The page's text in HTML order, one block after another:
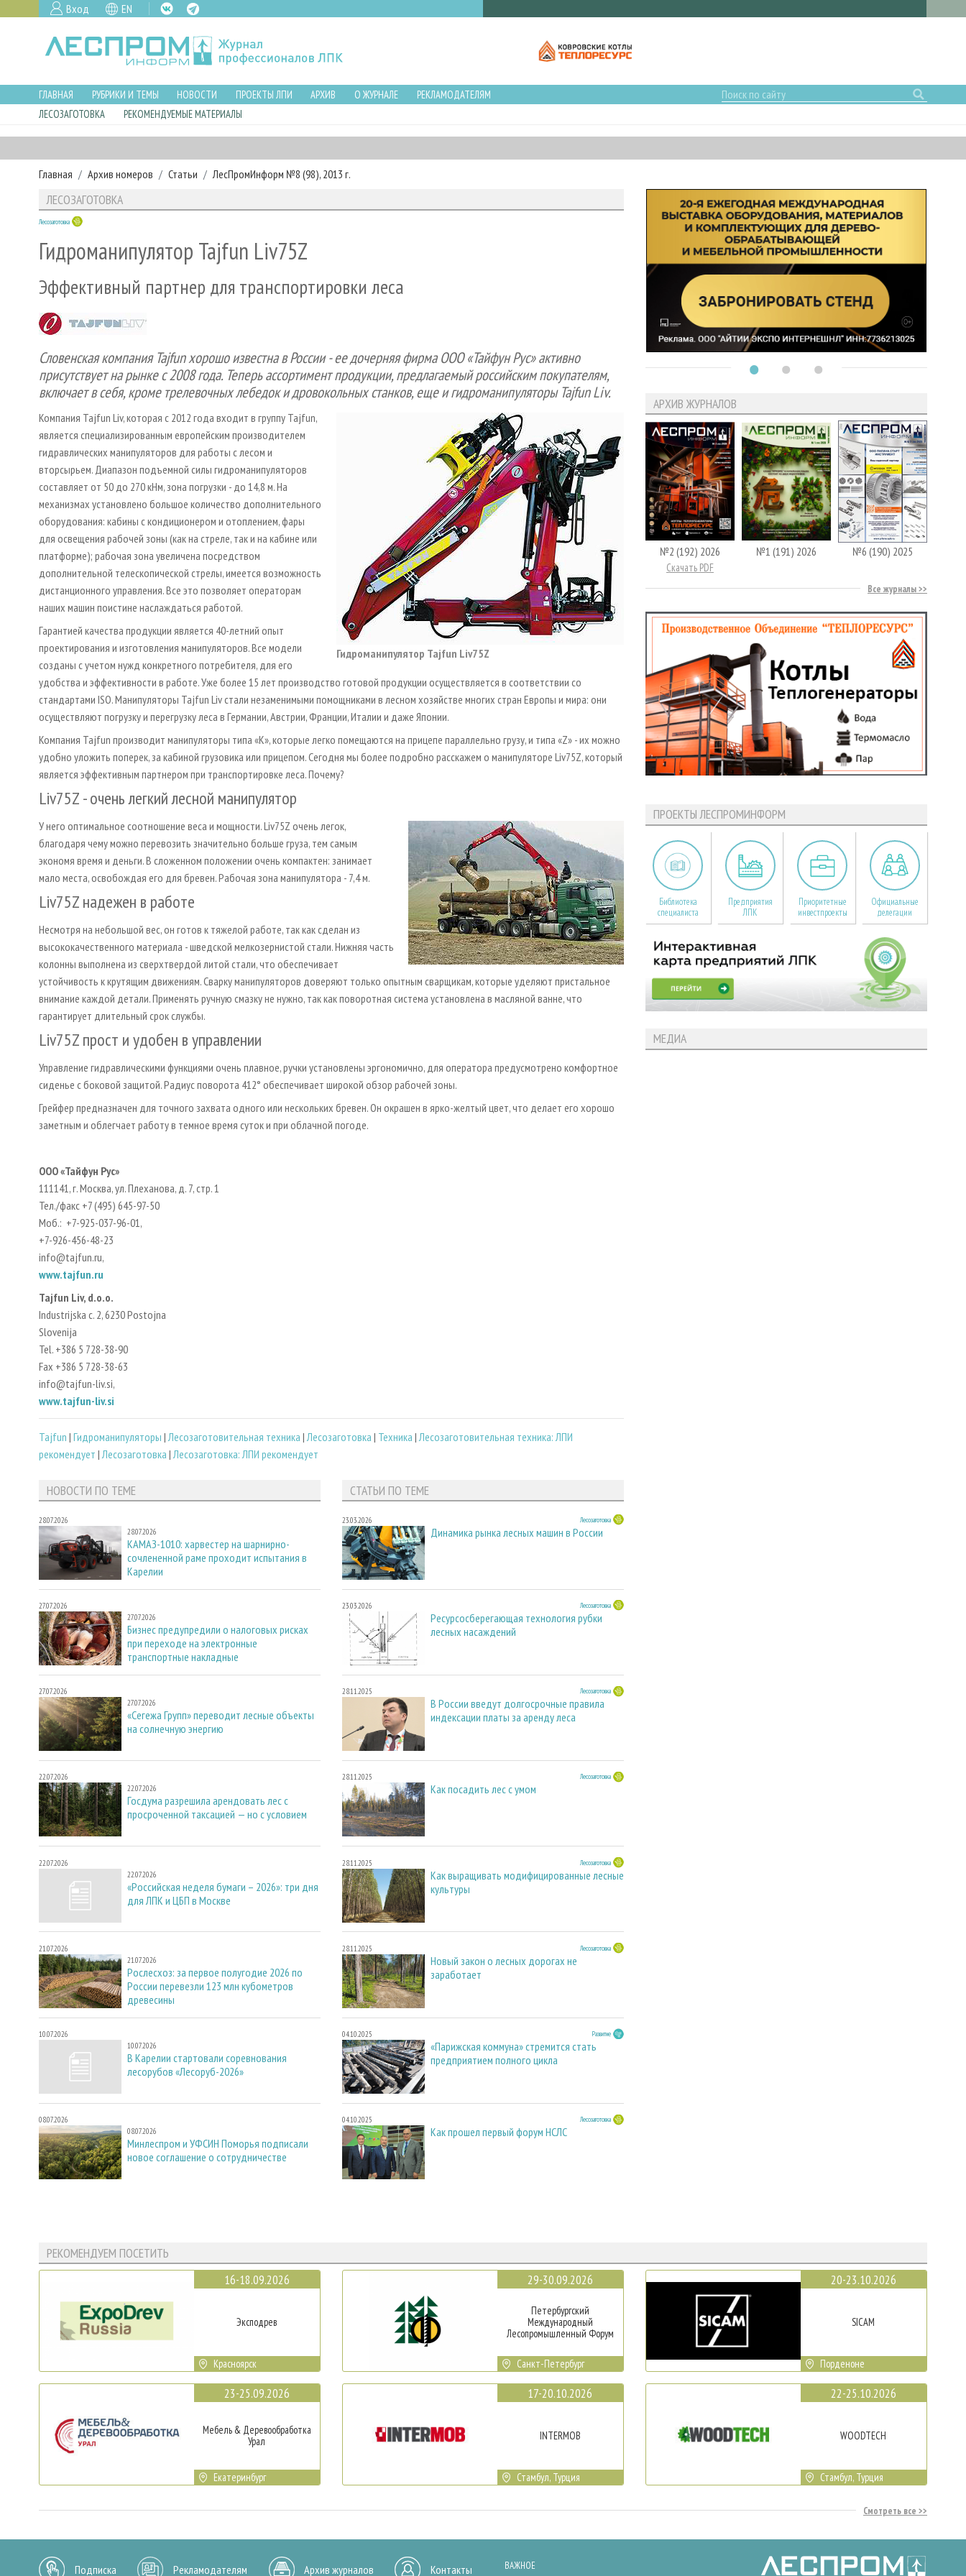
Вход EN
ГЛАВНАЯ РУБРИКИ И ТЕМЫ НОВОСТИ ПРОЕКТЫ ЛПИ АРХИВ О ЖУРНАЛЕ
РЕКЛАМОДАТЕЛЯМ
ЛЕСОЗАГОТОВКА
РЕКОМЕНДУЕМЫЕ МАТЕРИАЛЫ
Главная Архив номеров Статьи ЛесПромИнформ №8 (98), 2013 г.
ЛЕСОЗАГОТОВКА
Лесозаготовка
Гидроманипулятор Tajfun Liv75Z
Эффективный партнер для транспортировки леса
Словенская компания Tajfun хорошо известна в России - ее дочерняя фирма ООО «Тайфун Рус» активно
присутствует на рынке с 2008 года. Теперь ассортимент продукции, предлагаемый российским покупателям,
включает в себя, кроме трелевочных лебедок и дровокольных станков, еще и гидроманипуляторы Tajfun Liv.
Гидроманипулятор Tajfun Liv75Z
Компания Tajfun Liv, которая с 2012 года входит в группу Tajfun,
является специализированным европейским производителем
гидравлических манипуляторов для работы с лесом и
вторсырьем. Диапазон подъемной силы гидроманипуляторов
составляет от 50 до 270 кНм, зона погрузки - до 14,8 м. На
механизмах установлено большое количество дополнительного
оборудования: кабины с кондиционером и отоплением, фары
для освещения рабочей зоны (как на стреле, так и на кабине или
платформе); рабочая зона увеличена посредством
дополнительной телескопической стрелы, имеется возможность
дистанционного управления. Все это позволяет операторам
наших машин поистине наслаждаться работой.
Гарантией качества продукции является 40-летний опыт
проектирования и изготовления манипуляторов. Все модели
созданы с учетом нужд конкретного потребителя, для его
удобства и эффективности в работе. Уже более 15 лет производство готовой продукции осуществляется в соответствии со
стандартами ISO. Манипуляторы Tajfun Liv стали незаменимыми помощниками в лесном хозяйстве многих стран Европы и мира: они
осуществляют погрузку и перегрузку леса в Германии, Австрии, Франции, Италии и даже Японии.
Компания Tajfun производит манипуляторы типа «К», которые легко помещаются на прицепе параллельно грузу, и типа «Z» - их можно
удобно уложить поперек, за кабиной грузовика или прицепом. Сегодня мы более подробно расскажем о манипуляторе Liv75Z, который
является эффективным партнером при транспортировке леса. Почему?
Liv75Z - очень легкий лесной манипулятор
У него оптимальное соотношение веса и мощности. Liv75Z очень легок,
благодаря чему можно перевозить значительно больше груза, тем самым
экономя время и деньги. В сложенном положении очень компактен: занимает
мало места, освобождая его для бревен. Рабочая зона манипулятора - 7,4 м.
Liv75Z надежен в работе
Несмотря на небольшой вес, он готов к тяжелой работе, так как сделан из
высококачественного материала - шведской мелкозернистой стали. Нижняя часть
колонны выполнена из сверхтвердой литой стали, что обеспечивает
устойчивость к крутящим движениям. Сварку манипуляторов доверяют только опытным сварщикам, которые уделяют пристальное
внимание каждой детали. Применять ручную смазку не нужно, так как поворотная система установлена в масляной ванне, что
гарантирует длительный срок службы.
Liv75Z прост и удобен в управлении
Управление гидравлическими функциями очень плавное, ручки установлены эргономично, для оператора предусмотрено комфортное
сиденье с боковой защитой. Радиус поворота 412° обеспечивает широкой обзор рабочей зоны.
Грейфер предназначен для точного захвата одного или нескольких бревен. Он окрашен в ярко-желтый цвет, что делает его хорошо
заметным и облегчает работу в темное время суток и при облачной погоде.
ООО «Тайфун Рус»
111141, г. Москва, ул. Плеханова, д. 7, стр. 1
Тел./факс +7 (495) 645-97-50
Моб.: +7-925-037-96-01,
+7-926-456-48-23
info@tajfun.ru,
www.tajfun.ru
Tajfun Liv, d.o.o.
Industrijska c. 2, 6230 Postojna
Slovenija
Tel. +386 5 728-38-90
Fax +386 5 728-38-63
info@tajfun-liv.si,
www.tajfun-liv.si
Tajfun | Гидроманипуляторы |Лесозаготовительная техника |Лесозаготовка | Техника |Лесозаготовительная техника: ЛПИ
рекомендует |Лесозаготовка |Лесозаготовка: ЛПИ рекомендует
НОВОСТИ ПО ТЕМЕ
28.07.2026
28.07.2026
КАМАЗ-1010: харвестер на шарнирно-
сочлененной раме проходит испытания в
Карелии
27.07.2026
27.07.2026
Бизнес предупредили о налоговых рисках
при переходе на электронные
транспортные накладные
27.07.2026
27.07.2026
«Сегежа Групп» переводит лесные объекты
на солнечную энергию
22.07.2026
22.07.2026
Госдума разрешила арендовать лес с
просроченной таксацией — но с условием
22.07.2026
22.07.2026
«Российская неделя бумаги – 2026»: три дня
для ЛПК и ЦБП в Москве
21.07.2026
21.07.2026
Рослесхоз: за первое полугодие 2026 по
России перевезли 123 млн кубометров
древесины
10.07.2026
10.07.2026
В Карелии стартовали соревнования
лесорубов «Лесоруб-2026»
08.07.2026
08.07.2026
Минлеспром и УФСИН Поморья подписали
новое соглашение о сотрудничестве
СТАТЬИ ПО ТЕМЕ
23.03.2026 Лесозаготовка
Динамика рынка лесных машин в России
23.03.2026 Лесозаготовка
Ресурсосберегающая технология рубки
лесных насаждений
28.11.2025 Лесозаготовка
В России введут долгосрочные правила
индексации платы за аренду леса
28.11.2025 Лесозаготовка
Как посадить лес с умом
28.11.2025 Лесозаготовка
Как выращивать модифицированные лесные
культуры
28.11.2025 Лесозаготовка
Новый закон о лесных дорогах не
заработает
04.10.2025 Развитие
«Парижская коммуна» стремится стать
предприятием полного цикла
04.10.2025 Лесозаготовка
Как прошел первый форум НСЛС
АРХИВ ЖУРНАЛОВ
№2 (192) 2026
Скачать PDF
№1 (191) 2026 №6 (190) 2025
Все журналы
ПРОЕКТЫ ЛЕСПРОМИНФОРМ
Библиотека
специалиста
Предприятия
ЛПК
Приоритетные
инвестпроекты
Официальные
делегации
МЕДИА
РЕКОМЕНДУЕМ ПОСЕТИТЬ
16-18.09.2026
Эксподрев
Красноярск
23-25.09.2026
Мебель & Деревообработка
Урал
Екатеринбург
29-30.09.2026
Петербургский
Международный
Лесопромышленный Форум
Санкт-Петербург
17-20.10.2026
INTERMOB
Стамбул, Турция
20-23.10.2026
SICAM
Порденоне
22-25.10.2026
WOODTECH
Стамбул, Турция
Смотреть все
Подписка Рекламодателям Архив журналов Контакты ВАЖНОЕ